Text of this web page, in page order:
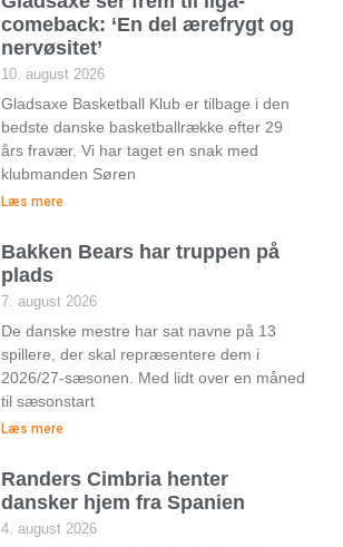
comeback: ‘En del ærefrygt og
nervøsitet’
10. august 2026
Gladsaxe Basketball Klub er tilbage i den
bedste danske basketballrække efter 29
års fravær. Vi har taget en snak med
klubmanden Søren
Læs mere
Bakken Bears har truppen på
plads
7. august 2026
De danske mestre har sat navne på 13
spillere, der skal repræsentere dem i
2026/27-sæsonen. Med lidt over en måned
til sæsonstart
Læs mere
Randers Cimbria henter
dansker hjem fra Spanien
4. august 2026